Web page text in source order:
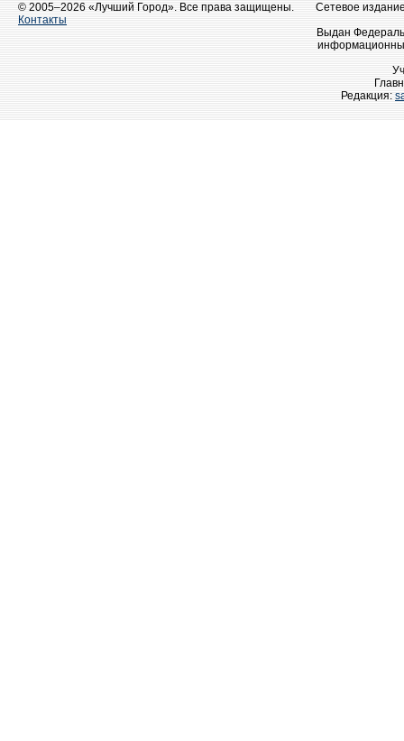
© 2005–2026 «Лучший Город». Все права защищены.
Контакты
Сетевое
Выдан
Редакция: